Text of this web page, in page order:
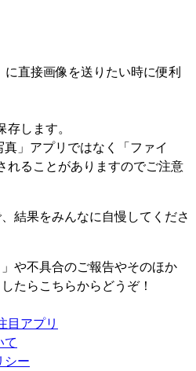
に直接画像を送りたい時に便利
します。
」アプリではなく「ファイ
れることがありますのでご注意
結果をみんなに自慢してくださ
や不具合のご報告やそのほか
たらこちらからどうぞ！
目アプリ
て
シー